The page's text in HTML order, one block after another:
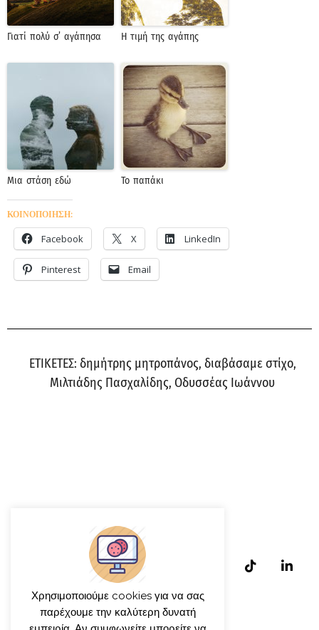
Γιατί πολύ σ’ αγάπησα Η τιμή της αγάπης
Μια στάση εδώ Το παπάκι
ΚΟΙΝΟΠΟΙΗΣΗ:
Facebook X LinkedIn
Pinterest Email
ΕΤΙΚΕΤΕΣ: δημήτρης μητροπάνος, διαβάσαμε στίχο,
Μιλτιάδης Πασχαλίδης, Οδυσσέας Ιωάννου
Χρησιμοποιούμε cookies για να σας
παρέχουμε την καλύτερη δυνατή